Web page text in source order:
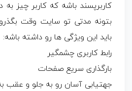
کاربرپسند باشه که کاربر چیز به
بتونه مدتی تو سایت وقت
باید این ویژگی ها رو داشته باشه:
رابط کاربری چشمگیر
بارگذاری سریع صفحات
جهتیابی آسان رو به جلو و